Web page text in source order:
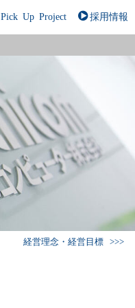
Pick Up Project 採用情報
経営理念・経営目標